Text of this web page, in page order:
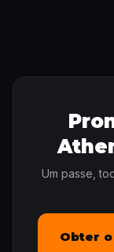
Um passe,
Obter